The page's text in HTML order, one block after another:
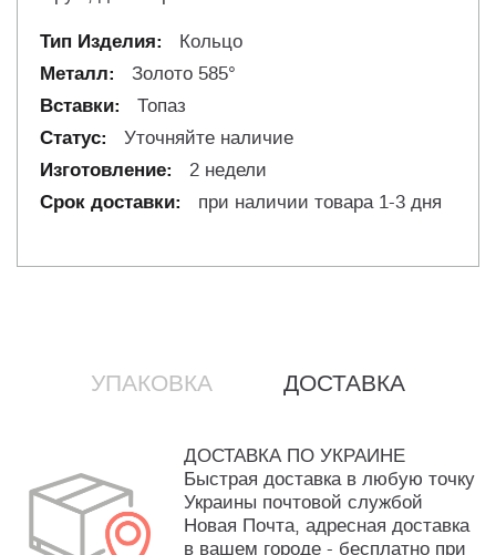
Кольцо
Золото 585°
Топаз
Уточняйте наличие
2 недели
при наличии товара 1-3 дня
УПАКОВКА ДОСТАВКА
ДОСТАВКА ПО УКРАИНЕ
Быстрая доставка в любую точку
Украины почтовой службой
Новая Почта, адресная доставка
в вашем городе - бесплатно при